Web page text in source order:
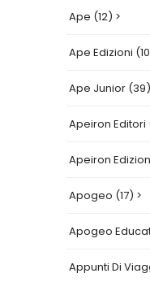
Ape (12) >
Ape Edizioni
Ape Junior
Apeiron Editori
Apeiron
Apogeo (17) >
Apogeo
Appunti Di